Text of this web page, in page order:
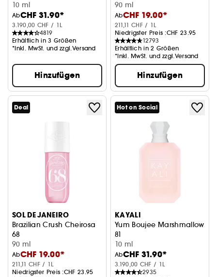
10 ml
AbCHF 31.90*
3.190,00 CHF / 1L
4819
Erhältlich in 3 Größen
*Inkl. MwSt. und zzgl.Versand
Hinzufügen
Mist für Körper und Haar
90 ml
AbCHF 19.00*
211,11 CHF / 1L
Niedrigster Preis :CHF 23.95
12793
Erhältlich in 2 Größen
*Inkl. MwSt. und zzgl.Versand
Hinzufügen
Deal
SOL DE JANEIRO
Brazilian Crush Cheirosa
68
Mist für Körper und Haar
90 ml
AbCHF 19.00*
211,11 CHF / 1L
Niedrigster Preis :CHF 23.95
Hot on Social
KAYALI
Yum Boujee Marshmallow
81
Eau de Parfum Intense
10 ml
AbCHF 31.90*
3.190,00 CHF / 1L
2935